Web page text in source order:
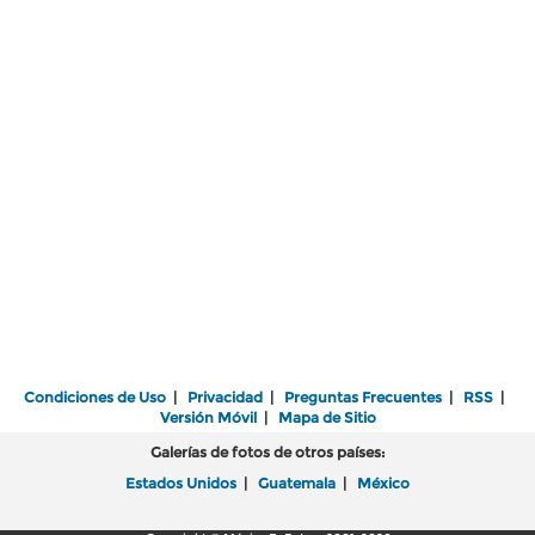
Condiciones de Uso | Privacidad | Preguntas Frecuentes | RSS |
Versión Móvil| Mapa de Sitio
Galerías de fotos de otros países:
Estados Unidos | Guatemala | México